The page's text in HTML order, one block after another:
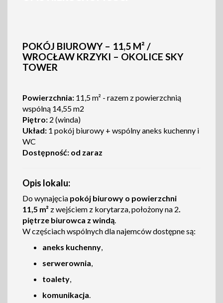
POKÓJ BIUROWY – 11,5 M² /
WROCŁAW KRZYKI – OKOLICE SKY
TOWER
Powierzchnia: 11,5 m² - razem z powierzchnią
wspólną 14,55 m2
Piętro: 2 (winda)
Układ: 1 pokój biurowy + wspólny aneks kuchenny i
WC
Dostępność: od zaraz
Opis lokalu:
Do wynajęcia pokój biurowy o powierzchni
11,5 m² z wejściem z korytarza, położony na 2.
piętrze biurowca z windą.
W częściach wspólnych dla najemców dostępne są:
aneks kuchenny,
serwerownia,
toalety,
komunikacja.